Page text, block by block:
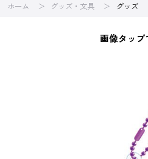
ホーム グッズ・文具 グッズ
画像タップ